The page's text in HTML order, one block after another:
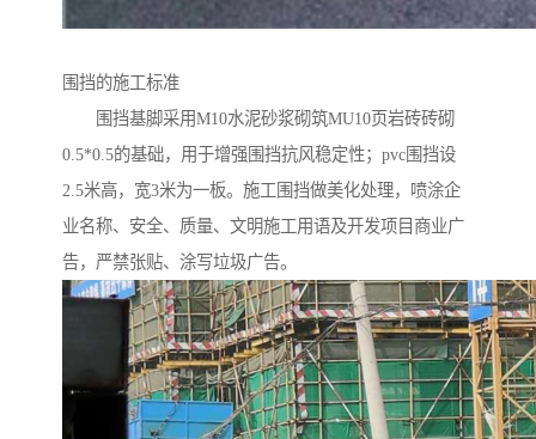
围挡的施工标准
围挡基脚采用M10水泥砂浆砌筑MU10页岩砖砖砌
0.5*0.5的基础，用于增强围挡抗风稳定性；pvc围挡设
2.5米高，宽3米为一板。施工围挡做美化处理，喷涂企
业名称、安全、质量、文明施工用语及开发项目商业广
告，严禁张贴、涂写垃圾广告。